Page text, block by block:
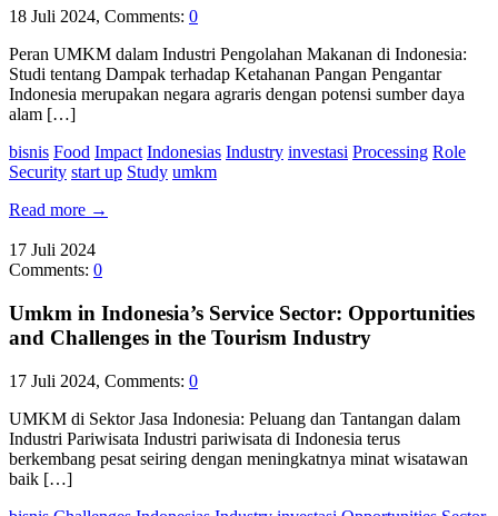
18 Juli 2024, Comments: 0
Peran UMKM dalam Industri Pengolahan Makanan di Indonesia:
Studi tentang Dampak terhadap Ketahanan Pangan Pengantar
Indonesia merupakan negara agraris dengan potensi sumber daya
alam […]
bisnis Food Impact Indonesias Industry investasi Processing Role
Security start up Study umkm
Read more →
17 Juli 2024
Comments: 0
Umkm in Indonesia’s Service Sector: Opportunities
and Challenges in the Tourism Industry
17 Juli 2024, Comments: 0
UMKM di Sektor Jasa Indonesia: Peluang dan Tantangan dalam
Industri Pariwisata Industri pariwisata di Indonesia terus
berkembang pesat seiring dengan meningkatnya minat wisatawan
baik […]